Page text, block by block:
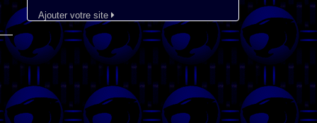
Ajouter votre site